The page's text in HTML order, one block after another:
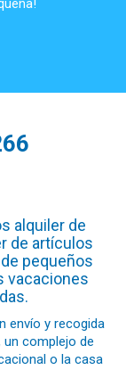
alquiler de
de artículos
pequeños
vacaciones
envío y recogida
un complejo de
o la casa